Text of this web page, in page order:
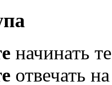
начинать
отвечать